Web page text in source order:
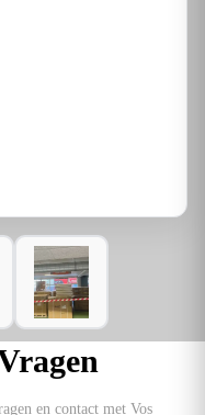
en contact met Vos